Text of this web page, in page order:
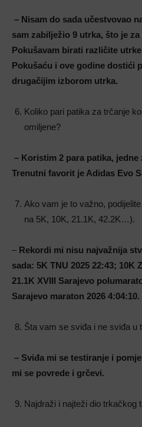
– Nisam do sada učestvovao
sam zabilježio 9 utrka, što je
Pokušavam birati različite
Pokušaću i ove godine dostići
drugačijim izborom utrka.
Koliko pari patika za trčanje
omiljene?
– Koristim 2 para patika,
Trenutni favorit je Adidas Evo
Ako vam je to važno,
na 5K, 10K, 21.1K, 42.2K…).
– Rekordi mi nisu najvažnija
sada: 5K TNU 2025 22:43; 10K
21.1K XVIII Sarajevo
Sarajevo maraton 2026 4:04:10.
Šta vam se sviđa i ne sviđa u
– Sviđa mi se testiranje i
mi se povrede i grčevi.
Najdraži i najteži dio trkačkog